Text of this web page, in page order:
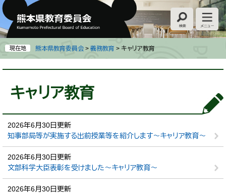
ペ
ー
ジ
の
先
頭
で
メ
ニ
ュ
ー
を
飛
ば
現在地 熊本県教育委員会 > 義務教育 > キャリア教育
キャリア教育
2026年6月30日更新
知事部局等が実施する出前授業等を紹介します～キャリア教育～
2026年6月30日更新
文部科学大臣表彰を受けました～キャリア教育～
2026年6月30日更新